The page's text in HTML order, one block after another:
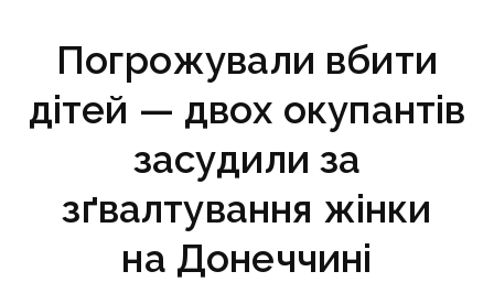
Погрожували вбити
дітей — двох окупантів
засудили за
зґвалтування жінки
на Донеччині